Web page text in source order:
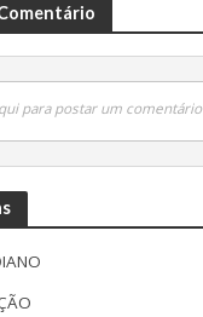
para postar um comentário